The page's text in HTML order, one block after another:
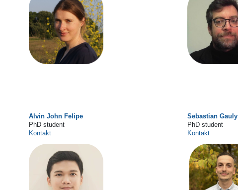
Alvin John Felipe
PhD student
Kontakt
Sebastian Gauly
PhD student
Kontakt